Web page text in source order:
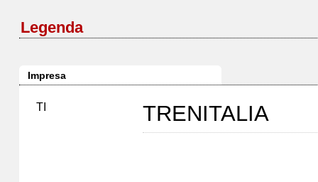
Legenda
Impresa
TI TRENITALIA